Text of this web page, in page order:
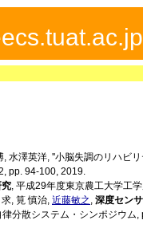
, 水澤英洋, ''小脳失調のリハビ
pp. 94-100, 2019.
, 平成29年度東京農工大学工
, 筧 慎治, 近藤敏之 , 深度セン
律分散システム・シンポジウム